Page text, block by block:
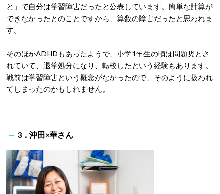
と」で自分は学習障害だったと公表しています。簡単な計算が
できなかったとのことですから、算数の障害だったと思われま
す。
そのほかADHDもあったようで、小学1年生の頃は問題児とさ
れていて、退学処分になり、転校したという経験もあります。
戦前は学習障害という概念がなかったので、そのように扱われ
てしまったのかもしれません。
3．沖田×華さん